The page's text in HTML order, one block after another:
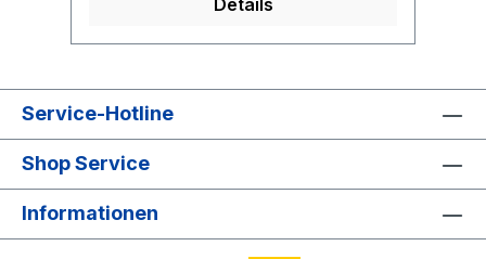
Details
Service-Hotline
Shop Service
Informationen